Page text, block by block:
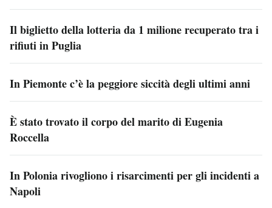
Il biglietto della lotteria da 1 milione recuperato tra i
rifiuti in Puglia
In Piemonte c’è la peggiore siccità degli ultimi anni
È stato trovato il corpo del marito di Eugenia
Roccella
In Polonia rivogliono i risarcimenti per gli incidenti a
Napoli